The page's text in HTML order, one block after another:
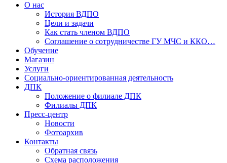
О нас
История ВДПО
Цели и задачи
Как стать членом ВДПО
Соглашение о сотрудничестве ГУ МЧС и ККО…
Обучение
Магазин
Услуги
Социально-ориентированная деятельность
ДПК
Положение о филиале ДПК
Филиалы ДПК
Пресс-центр
Новости
Фотоархив
Контакты
Обратная связь
Схема расположения